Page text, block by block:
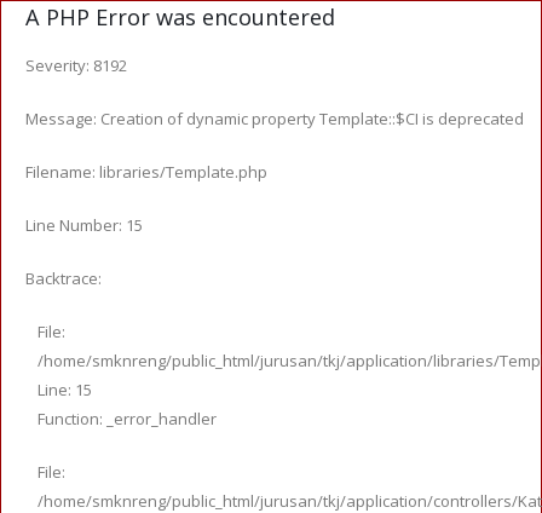
A PHP Error was encountered
Severity: 8192
Message: Creation of dynamic property Template::$CI is deprecated
Filename: libraries/Template.php
Line Number: 15
Backtrace:
File:
/home/smknreng/public_html/jurusan/tkj/application/libraries/
Line: 15
Function: _error_handler
File:
/home/smknreng/public_html/jurusan/tkj/application/controllers/